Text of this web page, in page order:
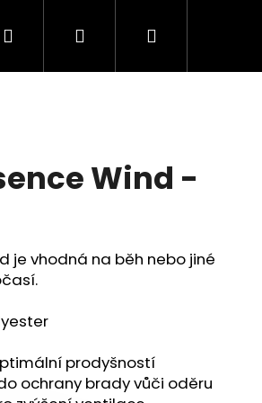
Hledat PřihlášeníNákupní
Wind -
je vhodná na běh nebo jiné
prodyšností
ochrany brady vůči oděru